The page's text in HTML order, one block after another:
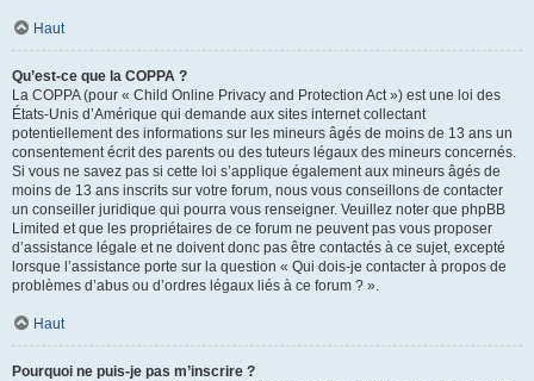
Haut
Qu’est-ce que la COPPA ?
La COPPA (pour « Child Online Privacy and Protection Act ») est une loi des
États-Unis d’Amérique qui demande aux sites internet collectant
potentiellement des informations sur les mineurs âgés de moins de 13 ans un
consentement écrit des parents ou des tuteurs légaux des mineurs concernés.
Si vous ne savez pas si cette loi s’applique également aux mineurs âgés de
moins de 13 ans inscrits sur votre forum, nous vous conseillons de contacter
un conseiller juridique qui pourra vous renseigner. Veuillez noter que phpBB
Limited et que les propriétaires de ce forum ne peuvent pas vous proposer
d’assistance légale et ne doivent donc pas être contactés à ce sujet, excepté
lorsque l’assistance porte sur la question « Qui dois-je contacter à propos de
problèmes d’abus ou d’ordres légaux liés à ce forum ? ».
Haut
Pourquoi ne puis-je pas m’inscrire ?